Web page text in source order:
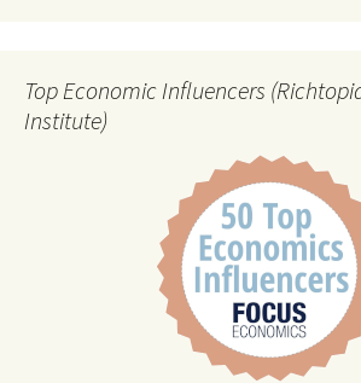
Top Economic Influencers
Institute)